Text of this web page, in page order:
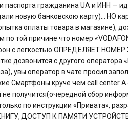
паспорта гражданина UA и ИНН —
новую банковскою карту)… НО
оплаты товара в магазине),
по той причине что номер
с легкостью ОПРЕДЕЛЯЕТ
дозвонится с другого оператора
увы оператор в чате просил
Смартфоны круче чем call center
не получится(очередной сбор
по инструкции «Привата»,
ДОСТУП К ПАМЯТИ